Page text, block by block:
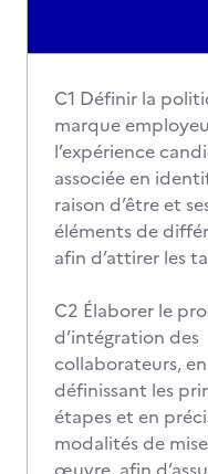
C1 Définir la
marque
l’expérience
associée en
raison d’être et
éléments de
afin d’attirer les
C2 Élaborer le
d’intégration des
collaborateurs, en
définissant les
étapes et en
modalités de